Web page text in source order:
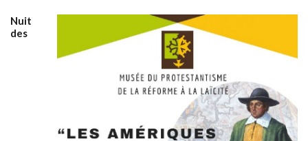
Nuit
des